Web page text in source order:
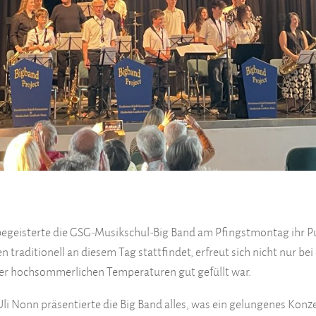
die GSG-Musikschul-Big Band am Pfingstmontag ihr
traditionell an diesem Tag stattfindet, erfreut sich nicht nur
hochsommerlichen Temperaturen gut gefüllt war.
Nonn präsentierte die Big Band alles, was ein gelungenes